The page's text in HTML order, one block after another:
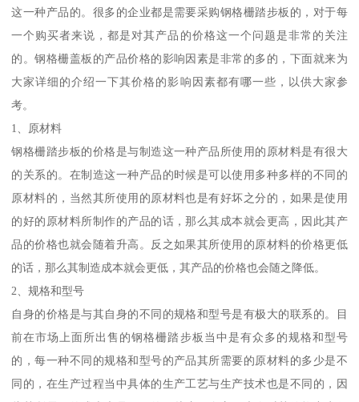
这一种产品的。很多的企业都是需要采购钢格栅踏步板的，对于每
一个购买者来说，都是对其产品的价格这一个问题是非常的关注
的。钢格栅盖板的产品价格的影响因素是非常的多的，下面就来为
大家详细的介绍一下其价格的影响因素都有哪一些，以供大家参
考。
1、原材料
钢格栅踏步板的价格是与制造这一种产品所使用的原材料是有很大
的关系的。在制造这一种产品的时候是可以使用多种多样的不同的
原材料的，当然其所使用的原材料也是有好坏之分的，如果是使用
的好的原材料所制作的产品的话，那么其成本就会更高，因此其产
品的价格也就会随着升高。反之如果其所使用的原材料的价格更低
的话，那么其制造成本就会更低，其产品的价格也会随之降低。
2、规格和型号
自身的价格是与其自身的不同的规格和型号是有极大的联系的。目
前在市场上面所出售的钢格栅踏步板当中是有众多的规格和型号
的，每一种不同的规格和型号的产品其所需要的原材料的多少是不
同的，在生产过程当中具体的生产工艺与生产技术也是不同的，因